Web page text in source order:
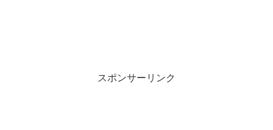
スポンサーリンク